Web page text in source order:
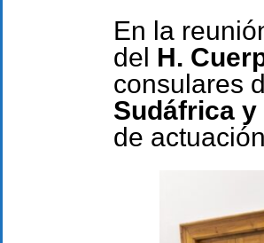
En la
del H.
consulares
Sudáfrica y
de